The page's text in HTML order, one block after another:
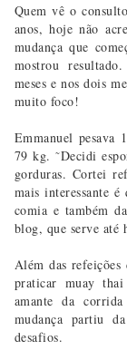
Quem vê o
anos, hoje não
mudança que
mostrou
meses e nos dois
muito foco!
Emmanuel pesava
79 kg. ˜Decidi
gorduras. Cortei
mais interessante
comia e também
blog, que serve até
Além das refeições
praticar muay
amante da
mudança partiu
desafios.